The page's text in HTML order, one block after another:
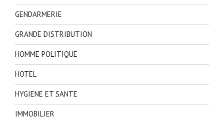
GENDARMERIE
GRANDE DISTRIBUTION
HOMME POLITIQUE
HOTEL
HYGIENE ET SANTE
IMMOBILIER